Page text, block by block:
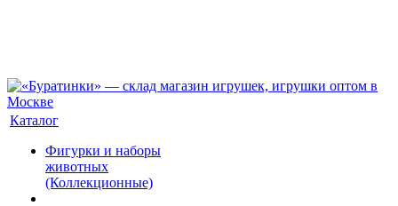
Каталог
Фигурки и наборы
животных
(Коллекционные)